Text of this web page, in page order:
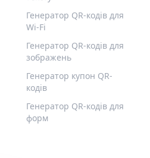
Генератор QR-кодів для
Wi-Fi
Генератор QR-кодів для
зображень
Генератор купон QR-
кодів
Генератор QR-кодів для
форм